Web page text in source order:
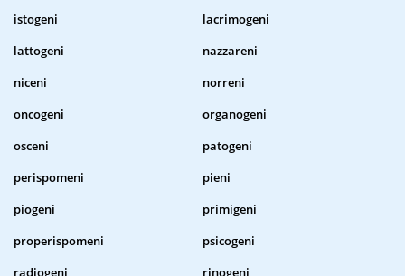
istogeni
lacrimogeni
lattogeni
nazzareni
niceni
norreni
oncogeni
organogeni
osceni
patogeni
perispomeni
pieni
piogeni
primigeni
properispomeni
psicogeni
radiogeni
rinogeni